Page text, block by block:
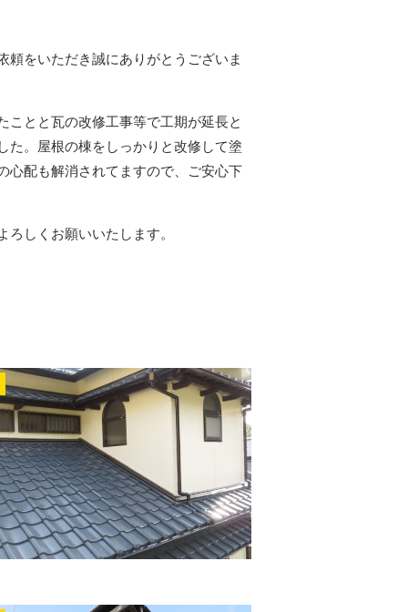
頼をいただき誠にありがとうございま
ことと瓦の改修工事等で工期が延長と
た。屋根の棟をしっかりと改修して塗
心配も解消されてますので、ご安心下
しくお願いいたします。